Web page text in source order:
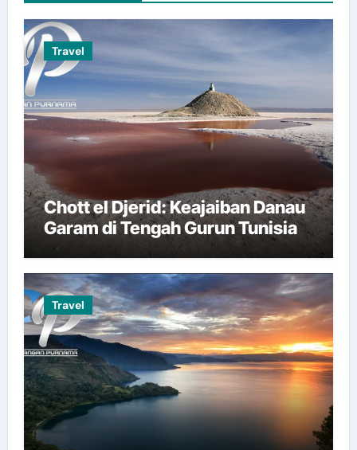
Travel
Chott el Djerid: Keajaiban Danau
Garam di Tengah Gurun Tunisia
Travel